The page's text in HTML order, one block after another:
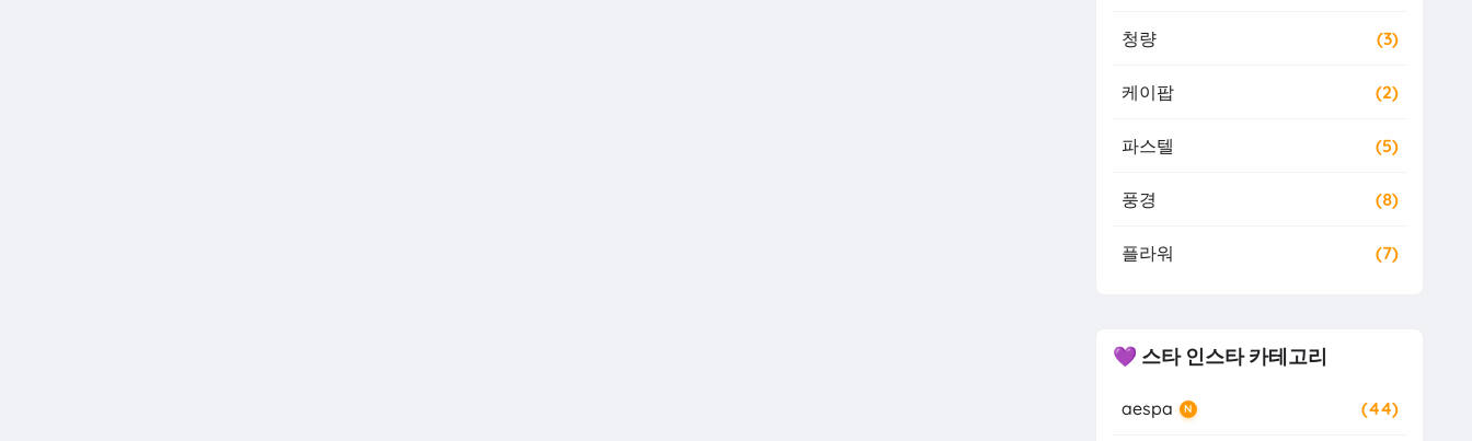
청량 (3)
케이팝 (2)
파스텔 (5)
풍경 (8)
플라워 (7)
💜 스타 인스타 카테고리
aespa N (44)